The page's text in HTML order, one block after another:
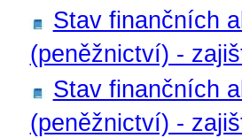
Stav finančních
(peněžnictví) -
Stav finančních
(peněžnictví) -